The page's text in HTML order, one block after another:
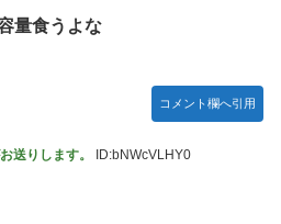
量食うよな
コメント欄へ引用
送りします。 ID:bNWcVLHY0